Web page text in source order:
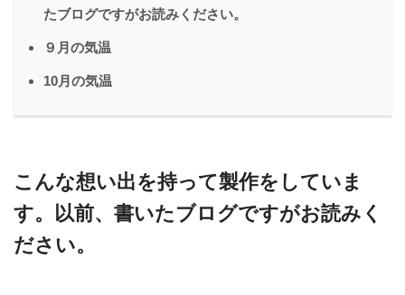
たブログですがお読みください。
９月の気温
10月の気温
こんな想い出を持って製作をしていま
す。以前、書いたブログですがお読みく
ださい。